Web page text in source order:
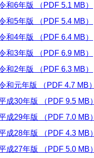
6年版 （PDF 5.1 MB）
5年版 （PDF 5.4 MB）
4年版 （PDF 6.4 MB）
3年版 （PDF 6.9 MB）
2年版 （PDF 6.3 MB）
元年版 （PDF 4.7 MB）
30年版 （PDF 9.5 MB）
29年版 （PDF 7.0 MB）
28年版 （PDF 4.3 MB）
27年版 （PDF 5.0 MB）